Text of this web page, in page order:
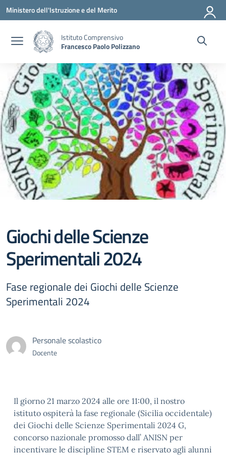
Vai ai contenuti
Vai al menu di navigazione
Vai al footer
Ministero dell'Istruzione e del Merito
Istituto Comprensivo
Francesco Paolo Polizzano
Giochi delle Scienze
Sperimentali 2024
Fase regionale dei Giochi delle Scienze
Sperimentali 2024
Personale scolastico
Docente
Il giorno 21 marzo 2024 alle ore 11:00, il nostro
istituto ospiterà la fase regionale (Sicilia occidentale)
dei Giochi delle Scienze Sperimentali 2024 G,
concorso nazionale promosso dall’ ANISN per
incentivare le discipline STEM e riservato agli alunni